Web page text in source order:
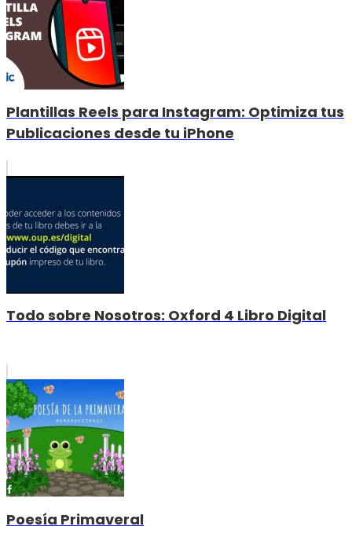
Plantillas Reels para Instagram: Optimiza tus
Publicaciones desde tu iPhone
Todo sobre Nosotros: Oxford 4 Libro Digital
Poesía Primaveral